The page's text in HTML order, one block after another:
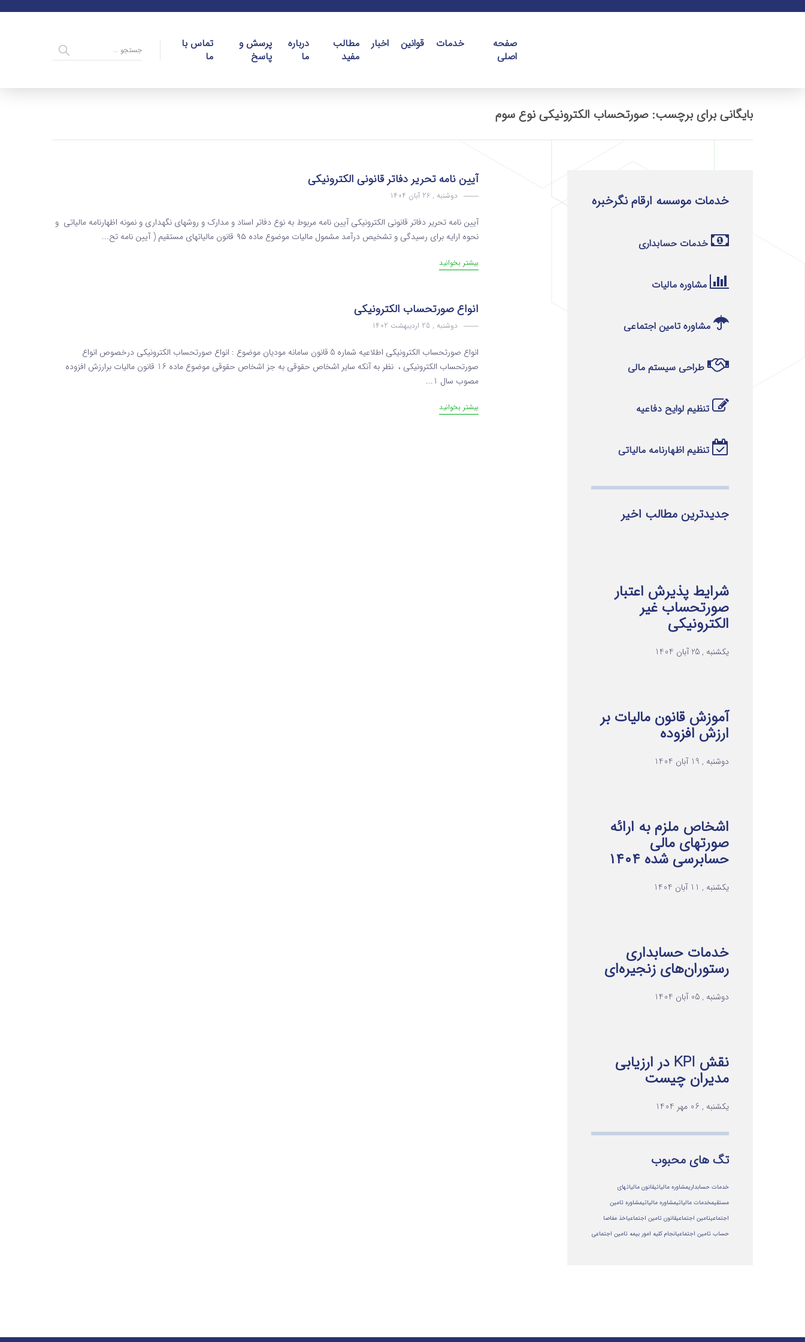
صفحه
اصلی
خدمات قوانین اخبار
مطالب
مفید
درباره
ما
پرسش و
پاسخ
تماس با
ما
بایگانی برای برچسب: صورتحساب الکترونیکی نوع سوم
آیین نامه تحریر دفاتر قانونی الکترونیکی
دوشنبه , 26 آبان 1404
آیین نامه تحریر دفاتر قانونی الکترونیکی آیین نامه مربوط به نوع دفاتر اسناد و مدارک و روشهای نگهداری و نمونه اظهارنامه مالیاتی و
نحوه ارایه برای رسیدگی و تشخیص درآمد مشمول مالیات موضوع ماده ۹۵ قانون مالیاتهای مستقیم ( آیین نامه تح...
بیشتر بخوانید
انواع صورتحساب الکترونیکی
دوشنبه , 25 اردیبهشت 1402
انواع صورتحساب الکترونیکی اطلاعیه شماره 5 قانون سامانه مودیان موضوع : انواع صورتحساب الکترونیکی درخصوص انواع
صورتحساب الکترونیکی ، نظر به آنکه سایر اشخاص حقوقی به جز اشخاص حقوقی موضوع ماده 16 قانون مالیات برارزش افزوده
مصوب سال 1...
بیشتر بخوانید
خدمات موسسه ارقام نگرخبره
خدمات حسابداری
مشاوره مالیات
مشاوره تامین اجتماعی
طراحی سیستم مالی
تنظیم لوایح دفاعیه
تنظیم اظهارنامه مالیاتی
جدیدترین مطالب اخیر
شرایط پذیرش اعتبار
صورتحساب غیر
الکترونیکی
یکشنبه , 25 آبان 1404
آموزش قانون مالیات بر
ارزش افزوده
دوشنبه , 19 آبان 1404
اشخاص ملزم به ارائه
صورتهای مالی
حسابرسی شده ۱۴۰۴
یکشنبه , 11 آبان 1404
خدمات حسابداری
رستوران‌های زنجیره‌ای
دوشنبه , 05 آبان 1404
نقش KPI در ارزیابی
مدیران چیست
یکشنبه , 06 مهر 1404
تگ های محبوب
خدمات حسابداریمشاوره مالیاتیقانون مالیاتهای
مستقیمخدمات مالیاتیمشاوره مالياتيمشاوره تامین
اجتماعیتامین اجتماعیقانون تامین اجتماعیاخذ مفاصا
حساب تامین اجتماعیانجام کلیه امور بیمه تامین اجتماعی